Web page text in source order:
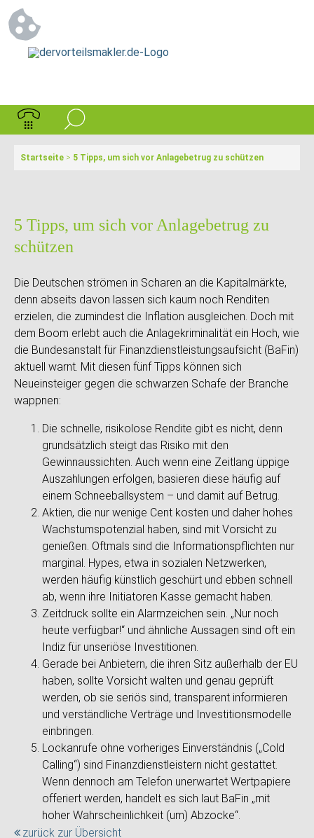
Startseite > 5 Tipps, um sich vor Anlagebetrug zu schützen
5 Tipps, um sich vor Anlagebetrug zu
schützen
Die Deutschen strömen in Scharen an die Kapitalmärkte,
denn abseits davon lassen sich kaum noch Renditen
erzielen, die zumindest die Inflation ausgleichen. Doch mit
dem Boom erlebt auch die Anlagekriminalität ein Hoch, wie
die Bundesanstalt für Finanzdienstleistungsaufsicht (BaFin)
aktuell warnt. Mit diesen fünf Tipps können sich
Neueinsteiger gegen die schwarzen Schafe der Branche
wappnen:
Die schnelle, risikolose Rendite gibt es nicht, denn
grundsätzlich steigt das Risiko mit den
Gewinnaussichten. Auch wenn eine Zeitlang üppige
Auszahlungen erfolgen, basieren diese häufig auf
einem Schneeballsystem – und damit auf Betrug.
Aktien, die nur wenige Cent kosten und daher hohes
Wachstumspotenzial haben, sind mit Vorsicht zu
genießen. Oftmals sind die Informationspflichten nur
marginal. Hypes, etwa in sozialen Netzwerken,
werden häufig künstlich geschürt und ebben schnell
ab, wenn ihre Initiatoren Kasse gemacht haben.
Zeitdruck sollte ein Alarmzeichen sein. „Nur noch
heute verfügbar!“ und ähnliche Aussagen sind oft ein
Indiz für unseriöse Investitionen.
Gerade bei Anbietern, die ihren Sitz außerhalb der EU
haben, sollte Vorsicht walten und genau geprüft
werden, ob sie seriös sind, transparent informieren
und verständliche Verträge und Investitionsmodelle
einbringen.
Lockanrufe ohne vorheriges Einverständnis („Cold
Calling“) sind Finanzdienstleistern nicht gestattet.
Wenn dennoch am Telefon unerwartet Wertpapiere
offeriert werden, handelt es sich laut BaFin „mit
hoher Wahrscheinlichkeit (um) Abzocke“.
zurück zur Übersicht